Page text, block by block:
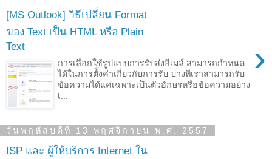
[MS Outlook] วิธีเปลี่ยน Format
ของ Text เป็น HTML หรือ Plain
Text
›
การเลือกใช้รูปแบบการรับส่งอีเมล์ สามารถกำหนด
ได้ในการตั้งค่าเกี่ยวกับการรับ บางทีเราสามารถรับ
ข้อความได้แค่เฉพาะเป็นตัวอักษรหรือข้อความอย่าง
เ...
วันพฤหัสบดีที่ 13 พฤศจิกายน พ.ศ. 2557
ISP และ ผู้ให้บริการ Internet ใน